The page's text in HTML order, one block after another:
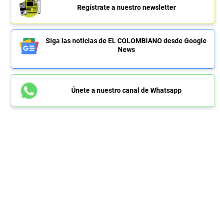
Regístrate a nuestro newsletter
Siga las noticias de EL COLOMBIANO desde Google
News
Únete a nuestro canal de Whatsapp